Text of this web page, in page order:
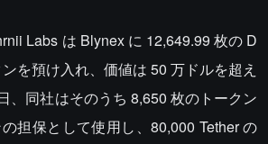
Labs は Blynex に 12,649.99 枚の D
を預け入れ、価値は 50 万ドルを超え
、同社はそのうち 8,650 枚のトークン
担保として使用し、80,000 Tether の